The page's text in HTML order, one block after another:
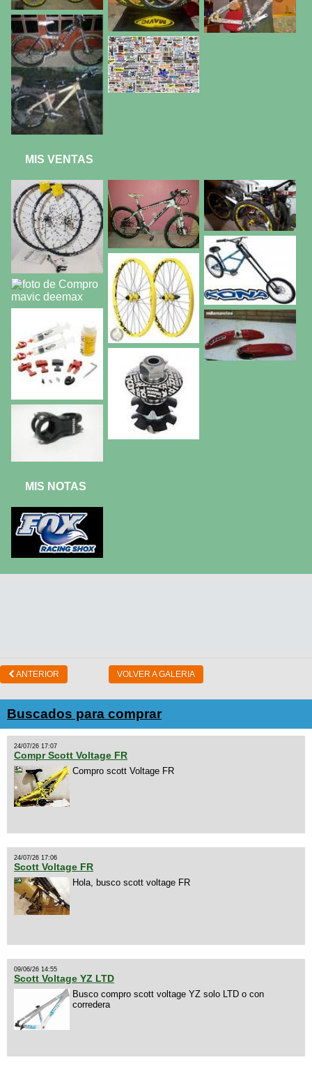
MIS VENTAS
MIS NOTAS
ANTERIOR VOLVER A GALERIA
Buscados para comprar
24/07/26 17:07
Compr Scott Voltage FR
Compro scott Voltage FR
24/07/26 17:06
Scott Voltage FR
Hola, busco scott voltage FR
09/06/26 14:55
Scott Voltage YZ LTD
Busco compro scott voltage YZ solo LTD o con
corredera